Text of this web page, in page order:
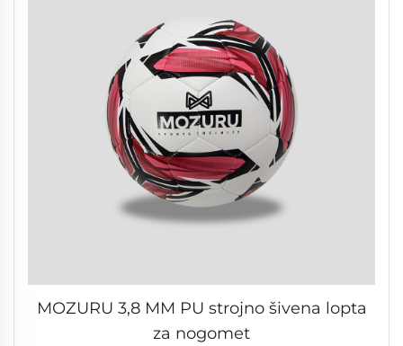
MOZURU 3,8 MM PU strojno šivena lopta
za nogomet